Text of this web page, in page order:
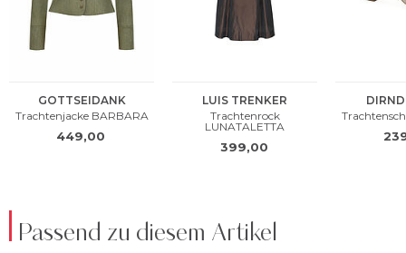
Passend zu diesem Artikel